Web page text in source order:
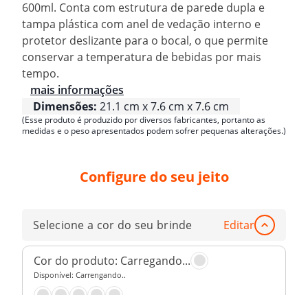
600ml. Conta com estrutura de parede dupla e
tampa plástica com anel de vedação interno e
protetor deslizante para o bocal, o que permite
conservar a temperatura de bebidas por mais
tempo.
mais informações
Dimensões: 21.1 cm x 7.6 cm x 7.6 cm
(Esse produto é produzido por diversos fabricantes, portanto as
medidas e o peso apresentados podem sofrer pequenas alterações.)
Configure do seu jeito
Selecione a cor do seu brinde Editar
Cor do produto: Carregando...
Disponível: Carrengando..